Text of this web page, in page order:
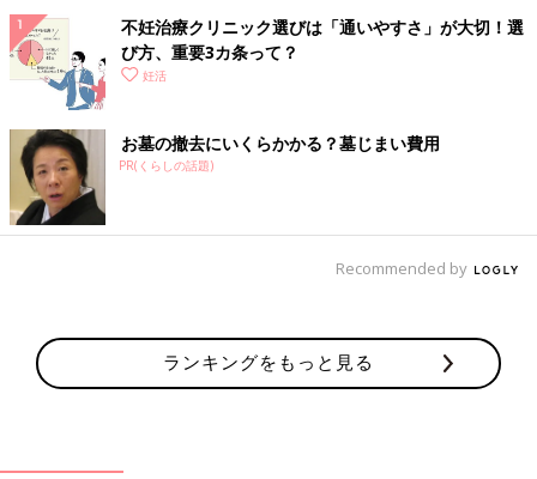
不妊治療クリニック選びは「通いやすさ」が大切！選
び方、重要3カ条って？
妊活
お墓の撤去にいくらかかる？墓じまい費用
PR(くらしの話題)
Recommended by
ランキングをもっと見る